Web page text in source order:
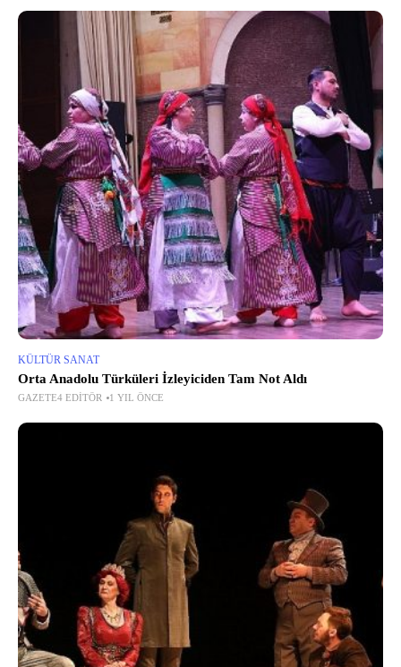
KÜLTÜR SANAT
Orta Anadolu Türküleri İzleyiciden Tam Not Aldı
GAZETE4 EDITÖR 1 YIL ÖNCE